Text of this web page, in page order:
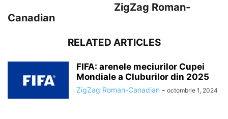
ZigZag Roman-
Canadian
RELATED ARTICLES
FIFA: arenele meciurilor Cupei
Mondiale a Cluburilor din 2025
ZigZag Roman-Canadian - octombrie 1, 2024